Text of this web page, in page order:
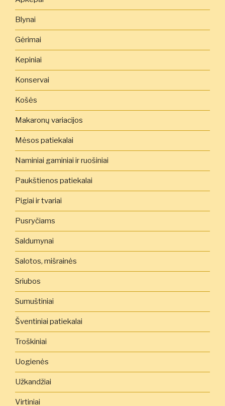
Blynai
Gėrimai
Kepiniai
Konservai
Košės
Makaronų variacijos
Mėsos patiekalai
Naminiai gaminiai ir ruošiniai
Paukštienos patiekalai
Pigiai ir tvariai
Pusryčiams
Saldumynai
Salotos, mišrainės
Sriubos
Sumuštiniai
Šventiniai patiekalai
Troškiniai
Uogienės
Užkandžiai
Virtiniai